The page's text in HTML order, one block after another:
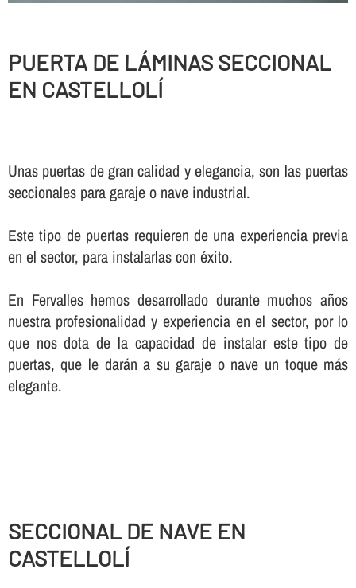
PUERTA DE LÁMINAS SECCIONAL
EN CASTELLOLÍ
Unas puertas de gran calidad y elegancia, son las puertas
seccionales para garaje o nave industrial.
Este tipo de puertas requieren de una experiencia previa
en el sector, para instalarlas con éxito.
En Fervalles hemos desarrollado durante muchos años
nuestra profesionalidad y experiencia en el sector, por lo
que nos dota de la capacidad de instalar este tipo de
puertas, que le darán a su garaje o nave un toque más
elegante.
SECCIONAL DE NAVE EN
CASTELLOLÍ